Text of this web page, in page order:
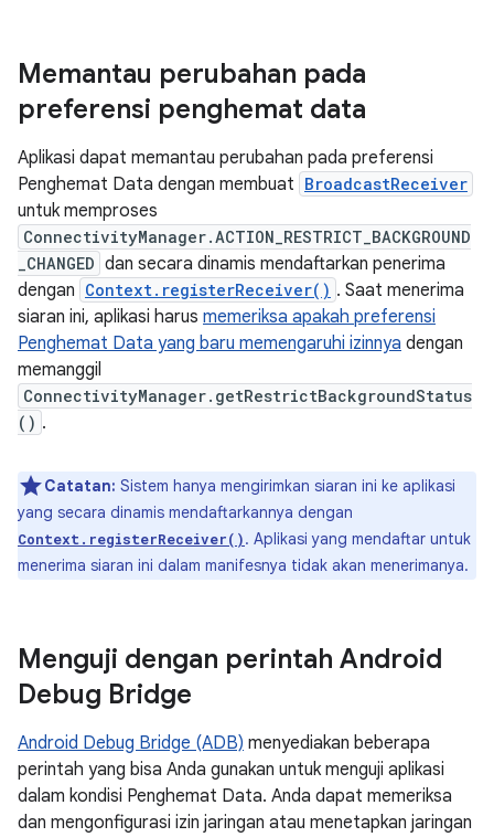
Memantau perubahan pada
preferensi penghemat data
Aplikasi dapat memantau perubahan pada preferensi
Penghemat Data dengan membuat BroadcastReceiver
untuk memproses
ConnectivityManager.ACTION_RESTRICT_BACKGROUND
_CHANGED dan secara dinamis mendaftarkan penerima
dengan Context.registerReceiver() . Saat menerima
siaran ini, aplikasi harus memeriksa apakah preferensi
Penghemat Data yang baru memengaruhi izinnya dengan
memanggil
ConnectivityManager.getRestrictBackgroundStatus
() .
Catatan: Sistem hanya mengirimkan siaran ini ke aplikasi
yang secara dinamis mendaftarkannya dengan
Context.registerReceiver(). Aplikasi yang mendaftar untuk
menerima siaran ini dalam manifesnya tidak akan menerimanya.
Menguji dengan perintah Android
Debug Bridge
Android Debug Bridge (ADB) menyediakan beberapa
perintah yang bisa Anda gunakan untuk menguji aplikasi
dalam kondisi Penghemat Data. Anda dapat memeriksa
dan mengonfigurasi izin jaringan atau menetapkan jaringan